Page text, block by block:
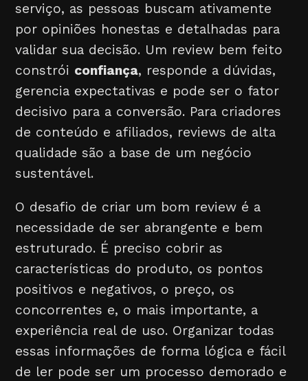
serviço, as pessoas buscam ativamente
por opiniões honestas e detalhadas para
validar sua decisão. Um review bem feito
constrói confiança, responde a dúvidas,
gerencia expectativas e pode ser o fator
decisivo para a conversão. Para criadores
de conteúdo e afiliados, reviews de alta
qualidade são a base de um negócio
sustentável.
O desafio de criar um bom review é a
necessidade de ser abrangente e bem
estruturado. É preciso cobrir as
características do produto, os pontos
positivos e negativos, o preço, os
concorrentes e, o mais importante, a
experiência real de uso. Organizar todas
essas informações de forma lógica e fácil
de ler pode ser um processo demorado e